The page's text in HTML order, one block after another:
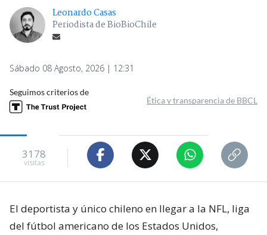
Leonardo Casas
Periodista de BioBioChile
Sábado 08 Agosto, 2026 | 12:31
Seguimos criterios de
Ética y transparencia de BBCL
3178
visitas
El deportista y único chileno en llegar a la NFL, liga
del fútbol americano de los Estados Unidos,